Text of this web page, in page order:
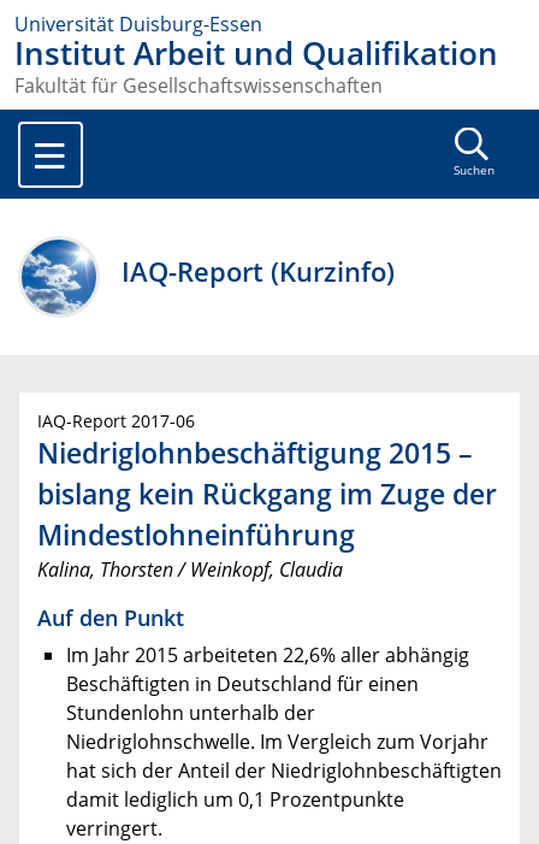
Universität Duisburg-Essen
Institut Arbeit und Qualifikation
Fakultät für Gesellschaftswissenschaften
Suchen
IAQ-Report (Kurzinfo)
IAQ-Report 2017-06
Niedriglohnbeschäftigung 2015 –
bislang kein Rückgang im Zuge der
Mindestlohneinführung
Kalina, Thorsten / Weinkopf, Claudia
Auf den Punkt
Im Jahr 2015 arbeiteten 22,6% aller abhängig
Beschäftigten in Deutschland für einen
Stundenlohn unterhalb der
Niedriglohnschwelle. Im Vergleich zum Vorjahr
hat sich der Anteil der Niedriglohnbeschäftigten
damit lediglich um 0,1 Prozentpunkte
verringert.